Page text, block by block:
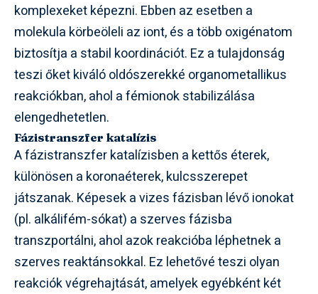
komplexeket képezni. Ebben az esetben a
molekula körbeöleli az iont, és a több oxigénatom
biztosítja a stabil koordinációt. Ez a tulajdonság
teszi őket kiváló oldószerekké organometallikus
reakciókban, ahol a fémionok stabilizálása
elengedhetetlen.
Fázistranszfer katalízis
A fázistranszfer katalízisben a kettős éterek,
különösen a koronaéterek, kulcsszerepet
játszanak. Képesek a vizes fázisban lévő ionokat
(pl. alkálifém-sókat) a szerves fázisba
transzportálni, ahol azok reakcióba léphetnek a
szerves reaktánsokkal. Ez lehetővé teszi olyan
reakciók végrehajtását, amelyek egyébként két